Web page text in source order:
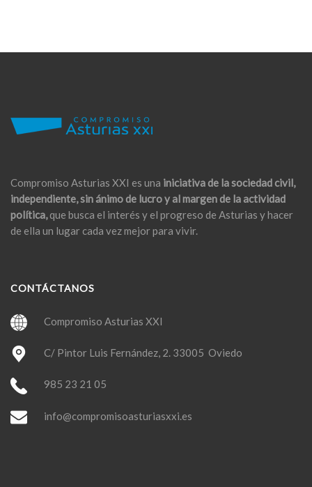
Compromiso Asturias XXI es una iniciativa de la sociedad civil,
independiente, sin ánimo de lucro y al margen de la actividad
política,que busca el interés y el progreso de Asturias y hacer
de ella un lugar cada vez mejor para vivir.
CONTÁCTANOS
Compromiso Asturias XXI
C/ Pintor Luis Fernández, 2. 33005 Oviedo
985 23 21 05
info@compromisoasturiasxxi.es